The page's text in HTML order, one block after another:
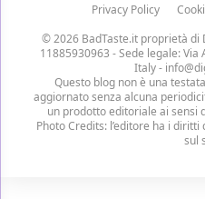
Privacy Policy
© 2026 BadTaste.it proprietà di
11885930963 - Sede legale:
Italy -
Questo blog non è una
aggiornato senza alcuna
un prodotto editoriale ai sensi
Photo Credits: l’editore ha i
sul